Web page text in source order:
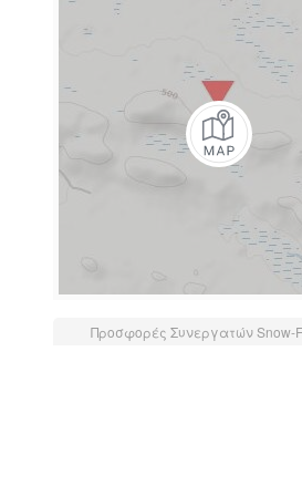
Προσφορές Συνεργατών Snow-